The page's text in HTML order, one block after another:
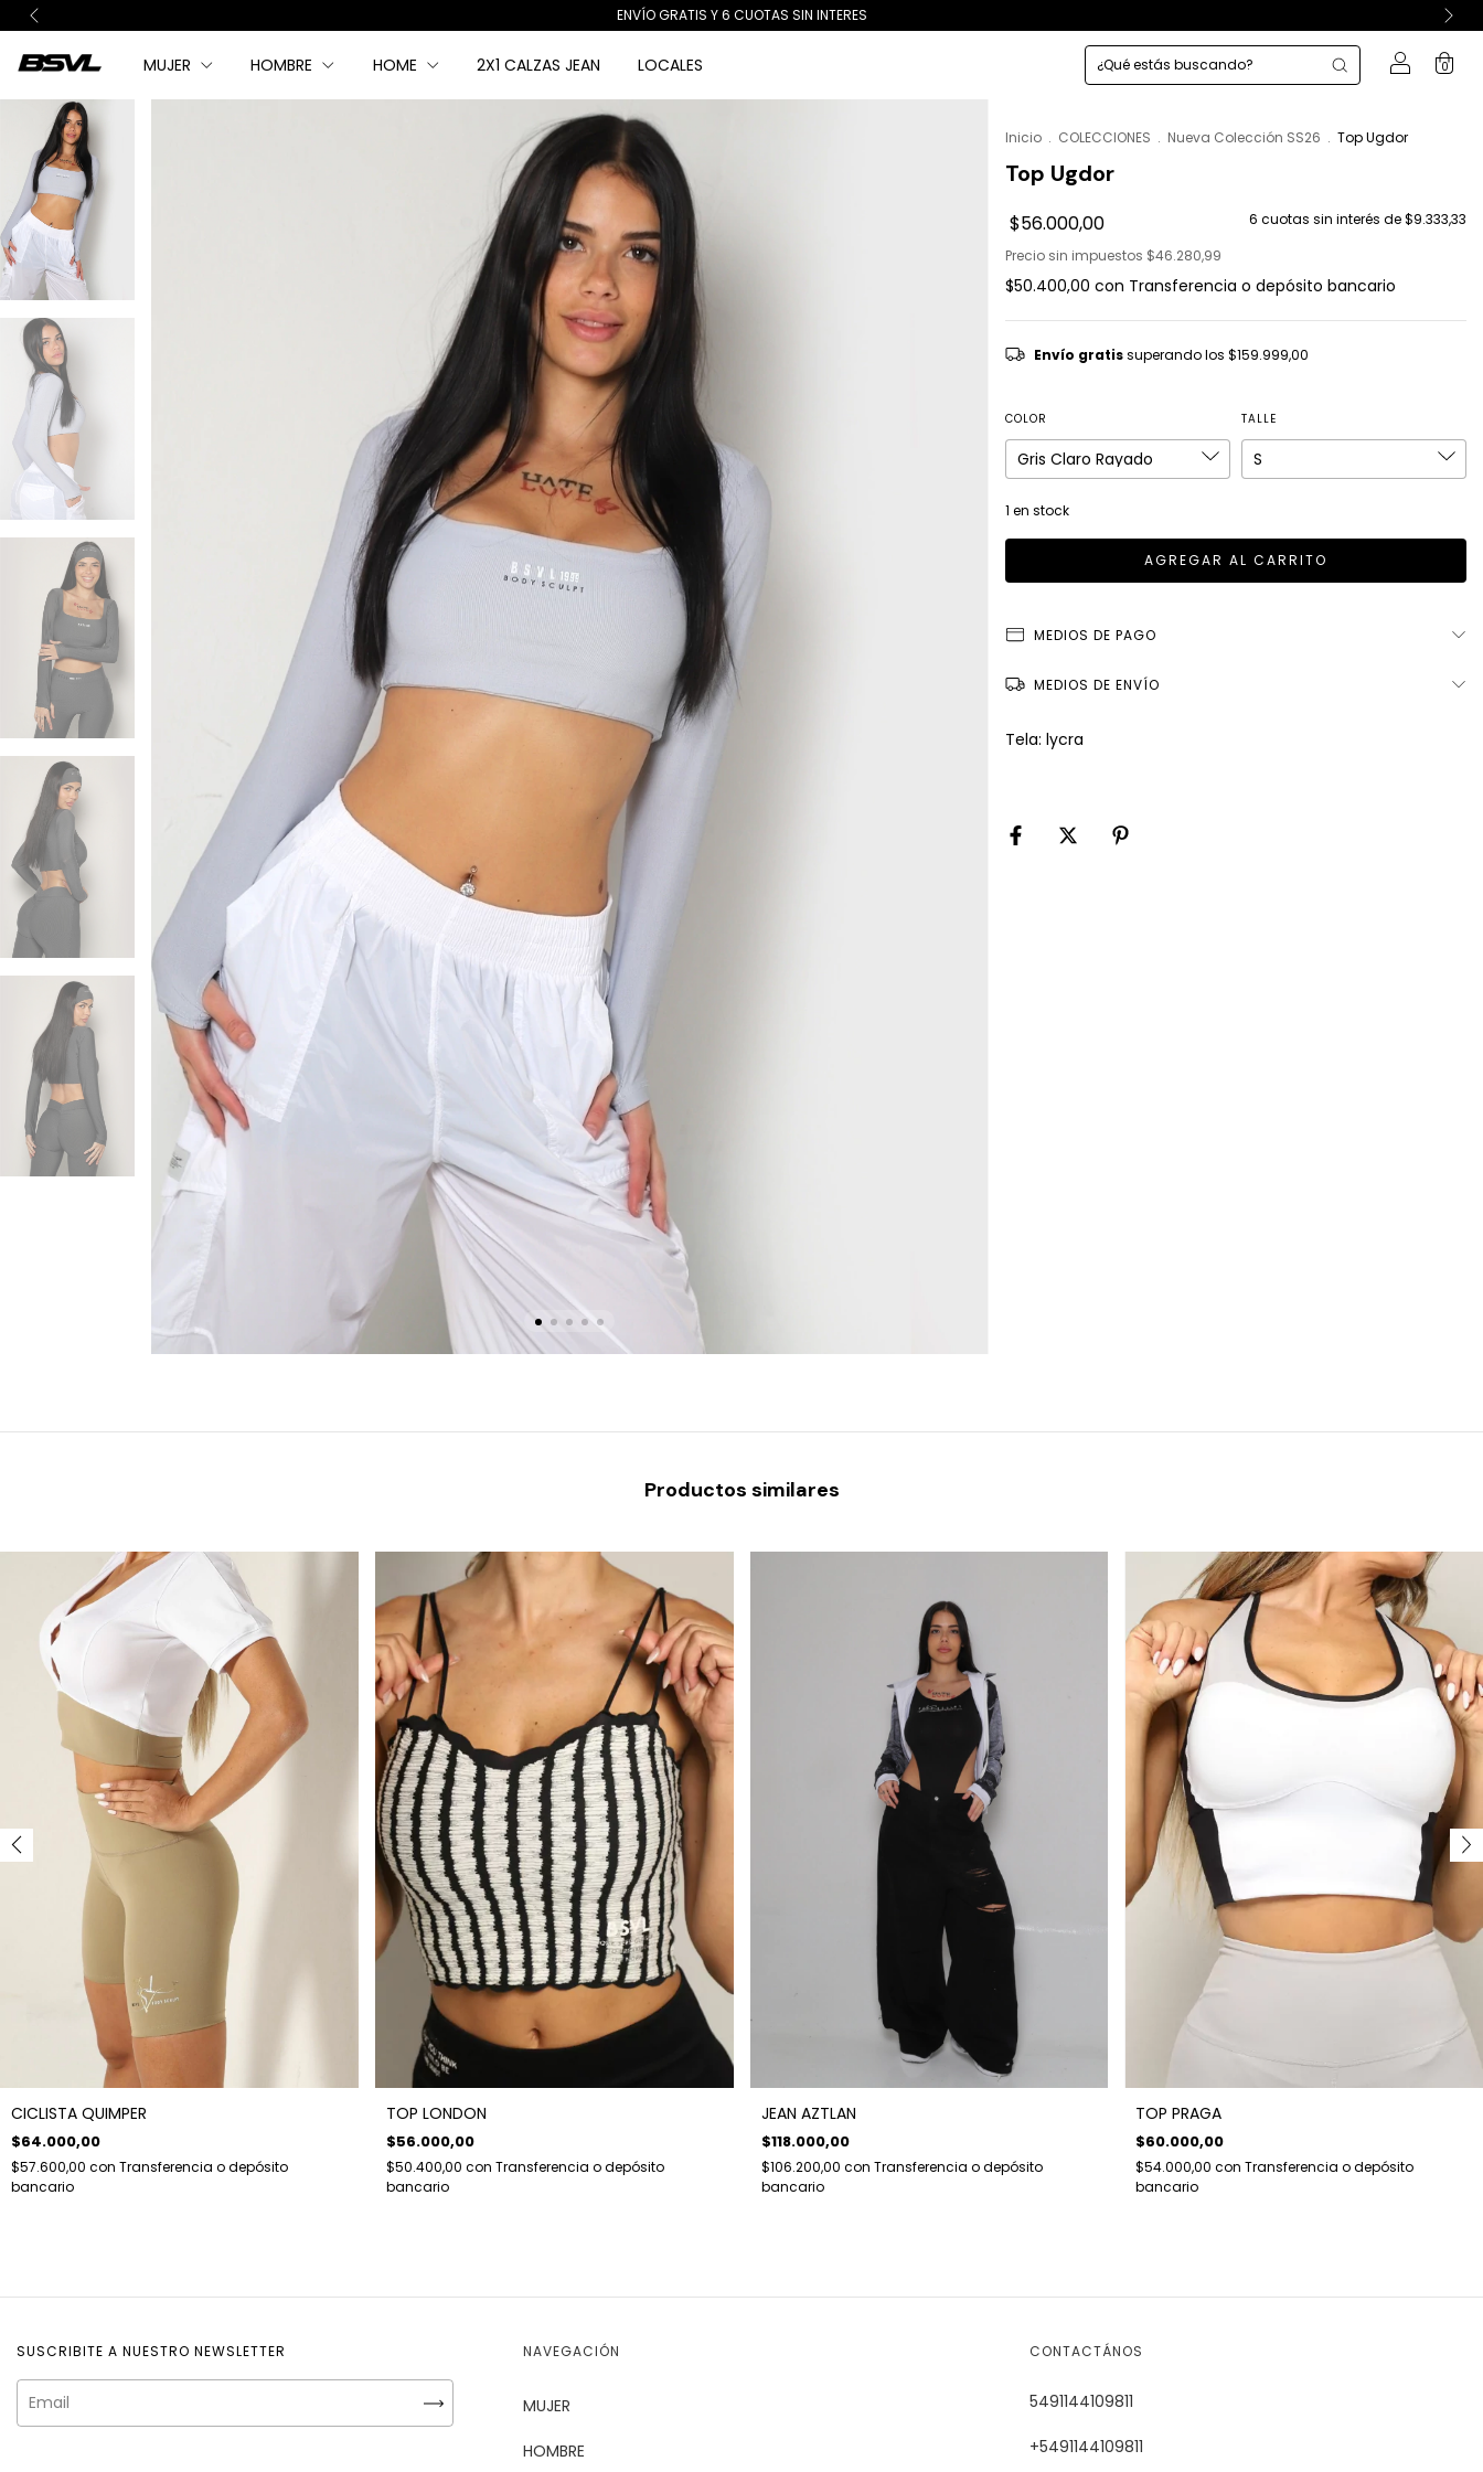
ENVÍO GRATIS Y 6 CUOTAS SIN INTERES
MUJER HOMBRE HOME 2X1 CALZAS JEAN LOCALES 0
Inicio . COLECCIONES . Nueva Colección SS26 . Top Ugdor
Top Ugdor
$56.000,00 6 cuotas sin interés de$9.333,33
Precio sin impuestos $46.280,99
$50.400,00 con Transferencia o depósito bancario
Envío gratis superando los $159.999,00
COLOR TALLE
1 en stock
MEDIOS DE PAGO
MEDIOS DE ENVÍO
Tela: lycra
Productos similares
CICLISTA QUIMPER
$64.000,00
$57.600,00 con Transferencia o depósito
bancario
TOP LONDON
$56.000,00
$50.400,00 con Transferencia o depósito
bancario
JEAN AZTLAN
$118.000,00
$106.200,00 con Transferencia o depósito
bancario
TOP PRAGA
$60.000,00
$54.000,00con Transferencia o depósito
bancario
SUSCRIBITE A NUESTRO NEWSLETTER NAVEGACIÓN
MUJER
HOMBRE
CONTACTÁNOS
5491144109811
+5491144109811